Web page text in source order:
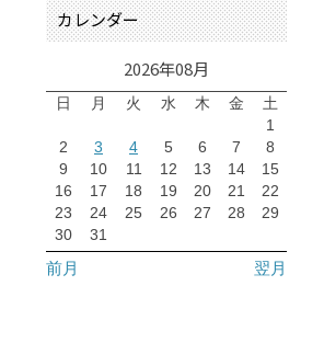
カレンダー
2026年08月
日 月 火 水 木 金
土
1
2
3 4 5 6 7
8
9
10 11 12 13 14
15
16
17 18 19 20 21
22
23
24 25 26 27 28
29
30
31
前月 翌月